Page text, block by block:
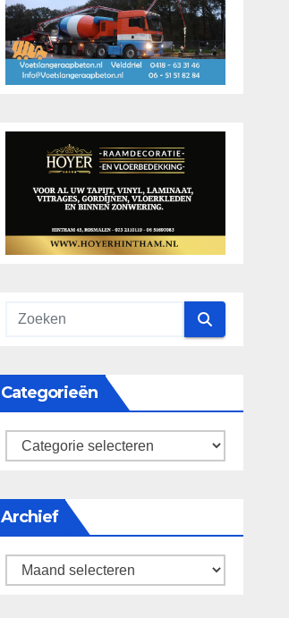
Categorieën
categorieën
Archief
Archief